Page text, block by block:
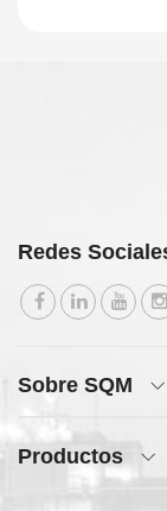
Redes
Sobre SQM
Productos